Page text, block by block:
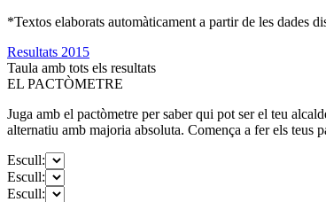
*Textos elaborats automàticament a partir de les dades
Resultats 2015
Taula amb tots els resultats
EL PACTÒMETRE
Juga amb el pactòmetre per saber qui pot ser el teu
alternatiu amb majoria absoluta. Comença a fer els teus
Escull:
Escull:
Escull: